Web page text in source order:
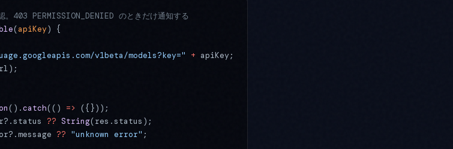
403 PERMISSION_DENIED のときだけ通知する
(apiKey) {
v1beta/models?key="
+ apiKey;
().catch(() => ({}));
?? String(res.status);
?? "unknown error" ;